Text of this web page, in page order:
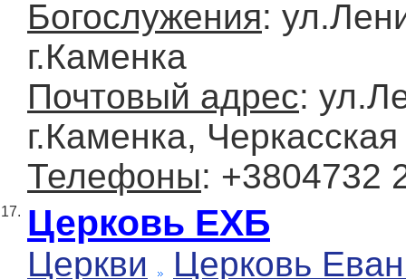
Богослужения:
г.Каменка
Почтовый адрес:
г.Каменка,
Телефоны: +3804732
17. Церковь ЕХБ
Церкви
Церковь